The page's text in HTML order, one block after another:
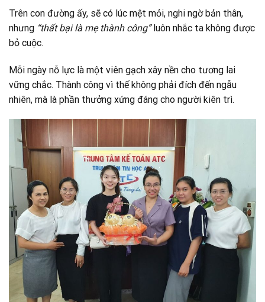
Trên con đường ấy, sẽ có lúc mệt mỏi, nghi ngờ bản thân,
nhưng “thất bại là mẹ thành công”luôn nhắc ta không được
bỏ cuộc.
Mỗi ngày nỗ lực là một viên gạch xây nền cho tương lai
vững chắc. Thành công vì thế không phải đích đến ngẫu
nhiên, mà là phần thưởng xứng đáng cho người kiên trì.